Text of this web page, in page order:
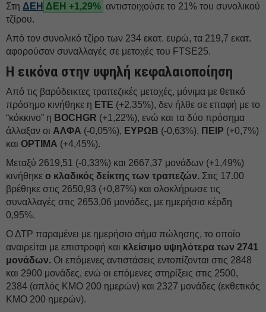
Στη ΔΕΗ ΔΕΗ +1,29% αντιστοιχούσε το 21% του συνολικού
τζίρου.
Από τον συνολικό τζίρο των 234 εκατ. ευρώ, τα 219,7 εκατ.
αφορούσαν συναλλαγές σε μετοχές του FTSE25.
Η εικόνα στην υψηλή κεφαλαιοποίηση
Από τις βαρύδεικτες τραπεζικές μετοχές, μόνιμα με θετικό
πρόσημο κινήθηκε η ΕΤΕ (+2,35%), δεν ήλθε σε επαφή με το
“κόκκινο” η BOCHGR (+1,22%), ενώ και τα δύο πρόσημα
άλλαξαν οι ΑΛΦΑ (-0,05%), ΕΥΡΩΒ (-0,63%), ΠΕΙΡ (+0,7%)
και OPTIMA (+4,45%).
Μεταξύ 2619,51 (-0,33%) και 2667,37 μονάδων (+1,49%)
κινήθηκε ο κλαδικός δείκτης των τραπεζών. Στις 17.00
βρέθηκε στις 2650,93 (+0,87%) και ολοκλήρωσε τις
συναλλαγές στις 2653,06 μονάδες, με ημερήσια κέρδη
0,95%.
Ο ΔΤΡ παραμένει με ημερήσιο σήμα πώλησης, το οποίο
αναιρείται με επιστροφή και κλείσιμο υψηλότερα των 2741
μονάδων. Οι επόμενες αντιστάσεις εντοπίζονται στις 2848
και 2900 μονάδες, ενώ οι επόμενες στηρίξεις στις 2500,
2384 (απλός ΚΜΟ 200 ημερών) και 2327 μονάδες (εκθετικός
ΚΜΟ 200 ημερών).